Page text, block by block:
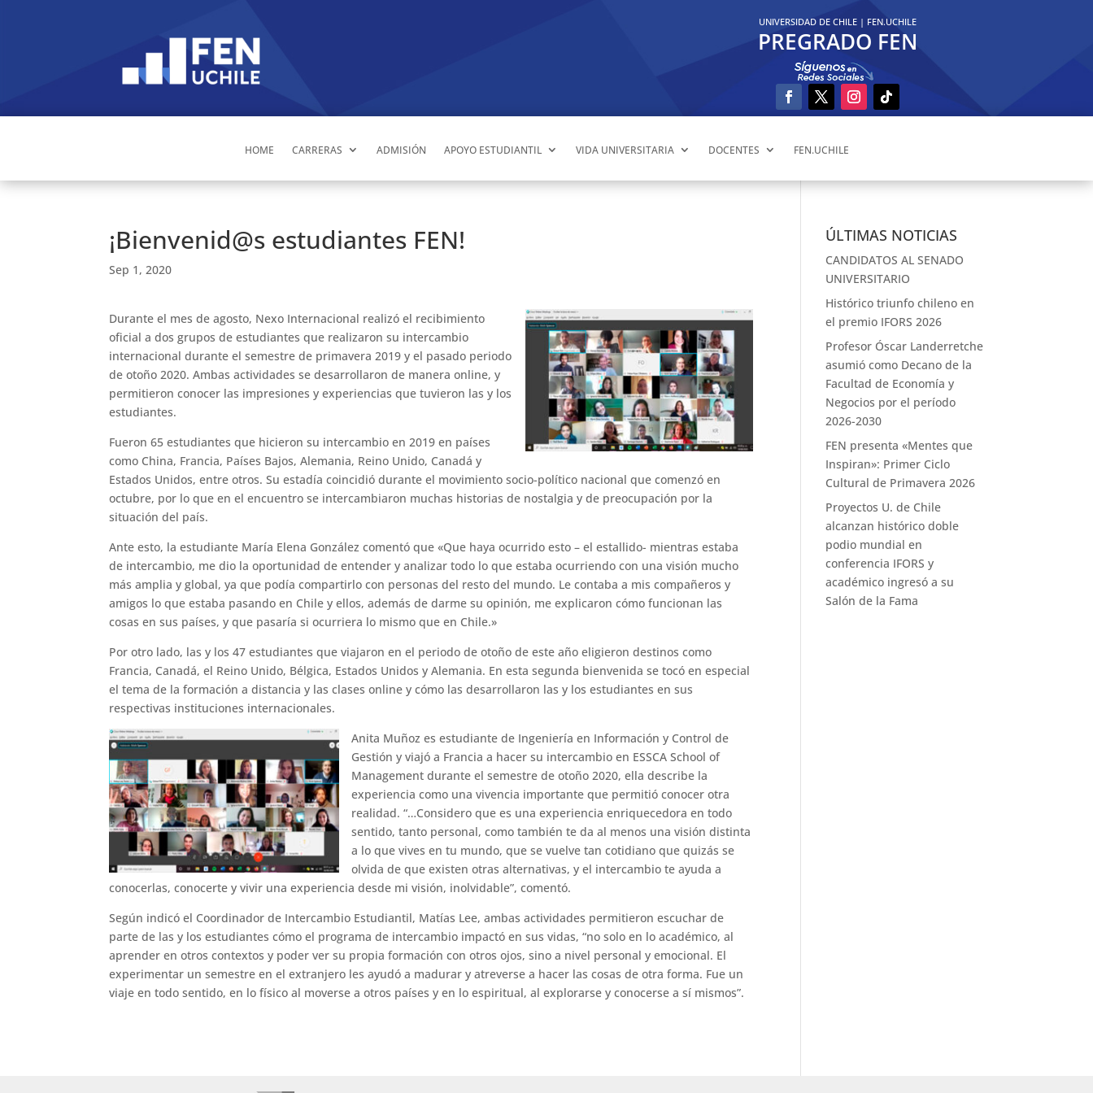
UNIVERSIDAD DE CHILE | FEN.UCHILE
PREGRADO FEN
HOME CARRERAS ADMISIÓN APOYO ESTUDIANTIL VIDA UNIVERSITARIA DOCENTES FEN.UCHILE
¡Bienvenid@s estudiantes FEN!
Sep 1, 2020
Durante el mes de agosto, Nexo Internacional realizó el recibimiento
oficial a dos grupos de estudiantes que realizaron su intercambio
internacional durante el semestre de primavera 2019 y el pasado periodo
de otoño 2020. Ambas actividades se desarrollaron de manera online, y
permitieron conocer las impresiones y experiencias que tuvieron las y los
estudiantes.
Fueron 65 estudiantes que hicieron su intercambio en 2019 en países
como China, Francia, Países Bajos, Alemania, Reino Unido, Canadá y
Estados Unidos, entre otros. Su estadía coincidió durante el movimiento socio-político nacional que comenzó en
octubre, por lo que en el encuentro se intercambiaron muchas historias de nostalgia y de preocupación por la
situación del país.
Ante esto, la estudiante María Elena González comentó que «Que haya ocurrido esto – el estallido- mientras estaba
de intercambio, me dio la oportunidad de entender y analizar todo lo que estaba ocurriendo con una visión mucho
más amplia y global, ya que podía compartirlo con personas del resto del mundo. Le contaba a mis compañeros y
amigos lo que estaba pasando en Chile y ellos, además de darme su opinión, me explicaron cómo funcionan las
cosas en sus países, y que pasaría si ocurriera lo mismo que en Chile.»
Por otro lado, las y los 47 estudiantes que viajaron en el periodo de otoño de este año eligieron destinos como
Francia, Canadá, el Reino Unido, Bélgica, Estados Unidos y Alemania. En esta segunda bienvenida se tocó en especial
el tema de la formación a distancia y las clases online y cómo las desarrollaron las y los estudiantes en sus
respectivas instituciones internacionales.
Anita Muñoz es estudiante de Ingeniería en Información y Control de
Gestión y viajó a Francia a hacer su intercambio en ESSCA School of
Management durante el semestre de otoño 2020, ella describe la
experiencia como una vivencia importante que permitió conocer otra
realidad. “…Considero que es una experiencia enriquecedora en todo
sentido, tanto personal, como también te da al menos una visión distinta
a lo que vives en tu mundo, que se vuelve tan cotidiano que quizás se
olvida de que existen otras alternativas, y el intercambio te ayuda a
conocerlas, conocerte y vivir una experiencia desde mi visión, inolvidable”, comentó.
Según indicó el Coordinador de Intercambio Estudiantil, Matías Lee, ambas actividades permitieron escuchar de
parte de las y los estudiantes cómo el programa de intercambio impactó en sus vidas, “no solo en lo académico, al
aprender en otros contextos y poder ver su propia formación con otros ojos, sino a nivel personal y emocional. El
experimentar un semestre en el extranjero les ayudó a madurar y atreverse a hacer las cosas de otra forma. Fue un
viaje en todo sentido, en lo físico al moverse a otros países y en lo espiritual, al explorarse y conocerse a sí mismos”.
ÚLTIMAS NOTICIAS
CANDIDATOS AL SENADO
UNIVERSITARIO
Histórico triunfo chileno en
el premio IFORS 2026
Profesor Óscar Landerretche
asumió como Decano de la
Facultad de Economía y
Negocios por el período
2026-2030
FEN presenta «Mentes que
Inspiran»: Primer Ciclo
Cultural de Primavera 2026
Proyectos U. de Chile
alcanzan histórico doble
podio mundial en
conferencia IFORS y
académico ingresó a su
Salón de la Fama